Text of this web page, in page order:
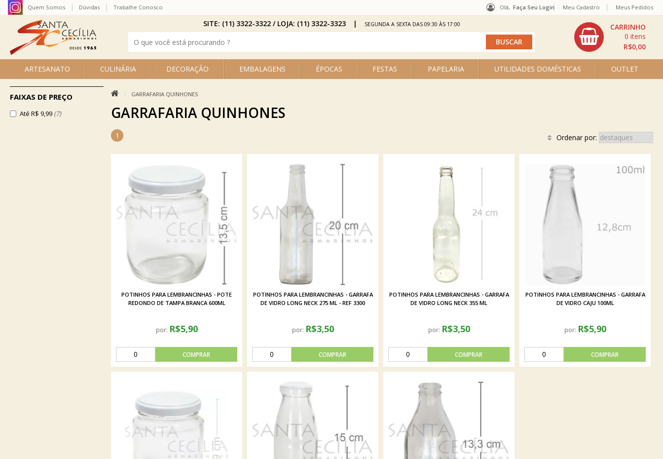
Olá, Faça Seu Login
ARTESANATO CULINÁRIA DECORAÇÃO EMBALAGENS ÉPOCAS FESTAS PAPELARIA UTILIDADES DOMÉSTICAS OUTLET
R$0,00
0
Quem Somos Dúvidas Trabalhe Conosco Meu Cadastro Meus Pedidos
SITE: (11) 3322-3322 / LOJA: (11) 3322-3323 SEGUNDA A SEXTA DAS 09:30 ÀS 17:00
FAIXAS DE PREÇO
Até R$ 9,99 (7)
GARRAFARIA QUINHONES
GARRAFARIA QUINHONES
Ordenar por:
1
POTINHOS PARA LEMBRANCINHAS - POTE
REDONDO DE TAMPA BRANCA 600ML
por: R$5,90
POTINHOS PARA LEMBRANCINHAS - GARRAFA
DE VIDRO LONG NECK 275 ML - REF 3300
por: R$3,50
POTINHOS PARA LEMBRANCINHAS - GARRAFA
DE VIDRO LONG NECK 355 ML
por: R$3,50
POTINHOS PARA LEMBRANCINHAS - GARRAFA
DE VIDRO CAJU 100ML
por: R$5,90